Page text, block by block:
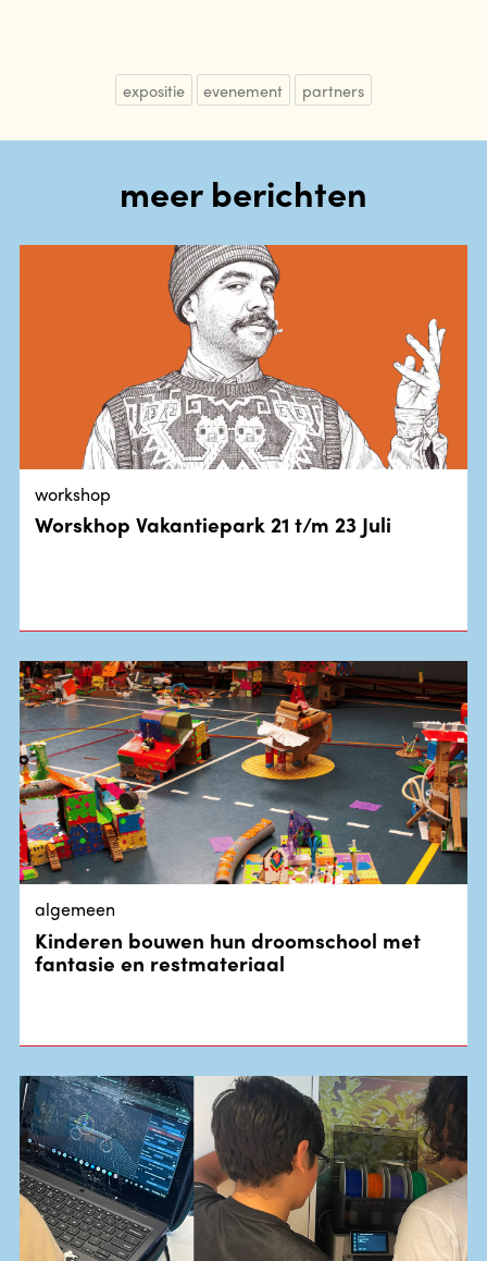
expositie evenement partners
meer berichten
workshop
Worskhop Vakantiepark 21 t/m 23 Juli
algemeen
Kinderen bouwen hun droomschool met
fantasie en restmateriaal